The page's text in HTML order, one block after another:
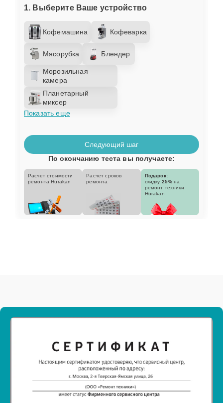
1. Выберите Ваше устройство
Кофемашина Кофеварка
Мясорубка Блендер
Морозильная
камера
Планетарный
миксер
Показать еще
Следующий шаг
По окончанию теста вы получаете:
Расчет стоимости
ремонта Hurakan
Расчет сроков
ремонта
Подарок:
скидку 25% на
ремонт техники
Hurakan